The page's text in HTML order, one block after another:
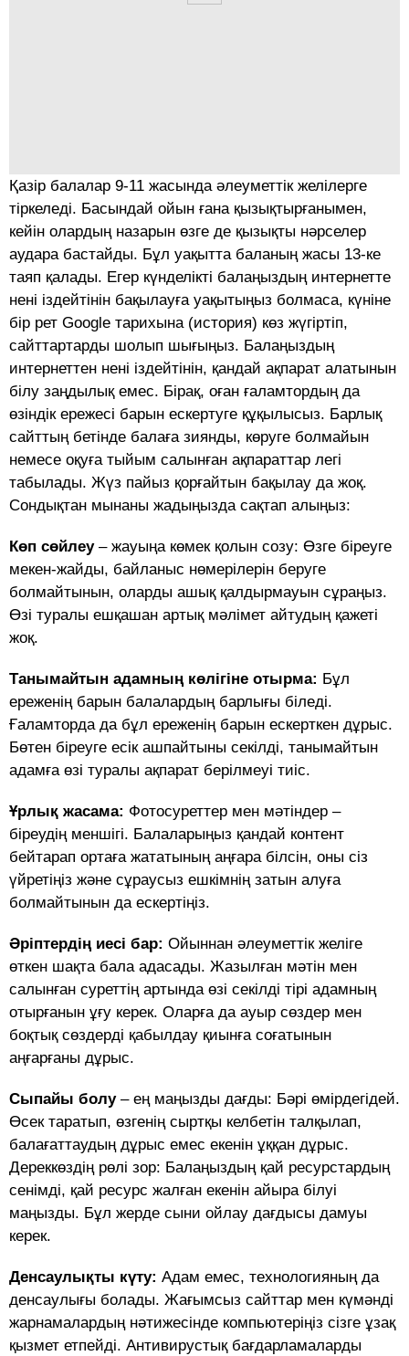
Қазір балалар 9-11 жасында әлеуметтік желілерге
тіркеледі. Басындай ойын ғана қызықтырғанымен,
кейін олардың назарын өзге де қызықты нәрселер
аудара бастайды. Бұл уақытта баланың жасы 13-ке
таяп қалады. Егер күнделікті балаңыздың интернетте
нені іздейтінін бақылауға уақытыңыз болмаса, күніне
бір рет Google тарихына (история) көз жүгіртіп,
сайттартарды шолып шығыңыз. Балаңыздың
интернеттен нені іздейтінін, қандай ақпарат алатынын
білу заңдылық емес. Бірақ, оған ғаламтордың да
өзіндік ережесі барын ескертуге құқылысыз. Барлық
сайттың бетінде балаға зиянды, көруге болмайын
немесе оқуға тыйым салынған ақпараттар легі
табылады. Жүз пайыз қорғайтын бақылау да жоқ.
Сондықтан мынаны жадыңызда сақтап алыңыз:
Көп сөйлеу– жауыңа көмек қолын созу: Өзге біреуге
мекен-жайды, байланыс нөмерілерін беруге
болмайтынын, оларды ашық қалдырмауын сұраңыз.
Өзі туралы ешқашан артық мәлімет айтудың қажеті
жоқ.
Танымайтын адамның көлігіне отырма: Бұл
ереженің барын балалардың барлығы біледі.
Ғаламторда да бұл ереженің барын ескерткен дұрыс.
Бөтен біреуге есік ашпайтыны секілді, танымайтын
адамға өзі туралы ақпарат берілмеуі тиіс.
Ұрлық жасама: Фотосуреттер мен мәтіндер –
біреудің меншігі. Балаларыңыз қандай контент
бейтарап ортаға жататының аңғара білсін, оны сіз
үйретіңіз және сұраусыз ешкімнің затын алуға
болмайтынын да ескертіңіз.
Әріптердің иесі бар: Ойыннан әлеуметтік желіге
өткен шақта бала адасады. Жазылған мәтін мен
салынған суреттің артында өзі секілді тірі адамның
отырғанын ұғу керек. Оларға да ауыр сөздер мен
боқтық сөздерді қабылдау қиынға соғатынын
аңғарғаны дұрыс.
Сыпайы болу– ең маңызды дағды: Бәрі өмірдегідей.
Өсек таратып, өзгенің сыртқы келбетін талқылап,
балағаттаудың дұрыс емес екенін ұққан дұрыс.
Дереккөздің рөлі зор: Балаңыздың қай ресурстардың
сенімді, қай ресурс жалған екенін айыра білуі
маңызды. Бұл жерде сыни ойлау дағдысы дамуы
керек.
Денсаулықты күту: Адам емес, технологияның да
денсаулығы болады. Жағымсыз сайттар мен күмәнді
жарнамалардың нәтижесінде компьютеріңіз сізге ұзақ
қызмет етпейді. Антивирустық бағдарламаларды